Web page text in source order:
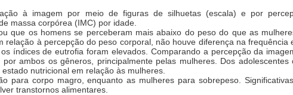
à imagem por meio de figuras de silhuetas (escala) e por
massa corpórea (IMC) por idade.
que os homens se perceberam mais abaixo do peso do que as
à percepção do peso corporal, não houve diferença na frequência
índices de eutrofia foram elevados. Comparando a percepção da
ambos os gêneros, principalmente pelas mulheres. Dos adolescentes
nutricional em relação às mulheres.
para corpo magro, enquanto as mulheres para sobrepeso.
transtornos alimentares.